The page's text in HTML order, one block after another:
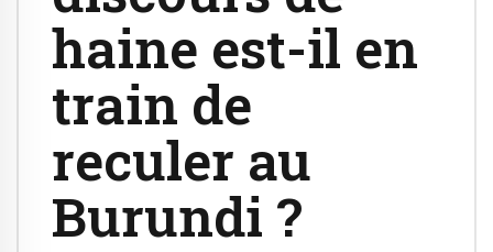
haine est-il en
train de
reculer au
Burundi ?